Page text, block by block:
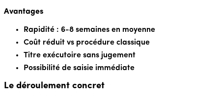
Avantages
Rapidité : 6-8 semaines en moyenne
Coût réduit vs procédure classique
Titre exécutoire sans jugement
Possibilité de saisie immédiate
Le déroulement concret